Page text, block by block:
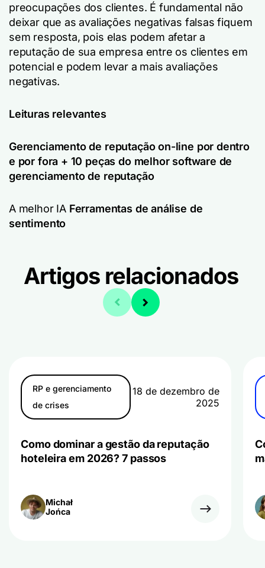
preocupações dos clientes. É fundamental não
deixar que as avaliações negativas falsas fiquem
sem resposta, pois elas podem afetar a
reputação de sua empresa entre os clientes em
potencial e podem levar a mais avaliações
negativas.
Leituras relevantes
Gerenciamento de reputação on-line por dentro
e por fora + 10 peças do melhor software de
gerenciamento de reputação
A melhor IA Ferramentas de análise de
sentimento
Artigos relacionados
RP e gerenciamento
de crises
18 de dezembro de
2025
Como dominar a gestão da reputação
hoteleira em 2026? 7 passos
Michał
Jońca